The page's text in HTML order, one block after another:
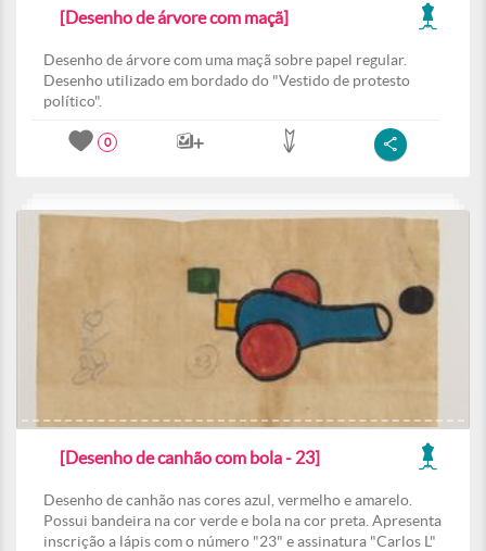
[Desenho de árvore com maçã]
Desenho de árvore com uma maçã sobre papel regular.
Desenho utilizado em bordado do "Vestido de protesto
político".
0
[Desenho de canhão com bola - 23]
Desenho de canhão nas cores azul, vermelho e amarelo.
Possui bandeira na cor verde e bola na cor preta. Apresenta
inscrição a lápis com o número "23" e assinatura "Carlos L"